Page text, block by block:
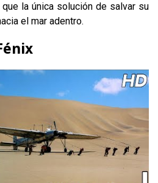
la única solución de salvar su
el mar adentro.